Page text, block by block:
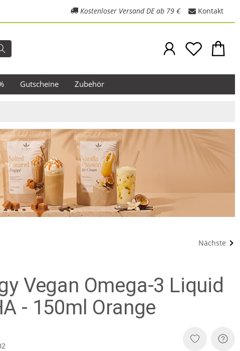
Kostenloser Versand DE ab 79 € Kontakt
Gutscheine Zubehör
Nächste
Vegan Omega-3 Liquid
- 150ml Orange